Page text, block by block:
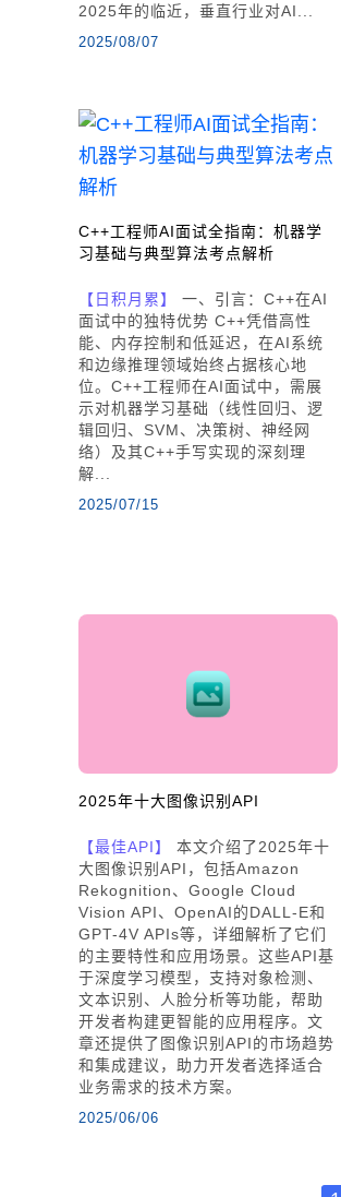
2025年的临近，垂直行业对AI...
2025/08/07
C++工程师AI面试全指南：机器学
习基础与典型算法考点解析
【日积月累】
一、引言：C++在AI
面试中的独特优势 C++凭借高性
能、内存控制和低延迟，在AI系统
和边缘推理领域始终占据核心地
位。C++工程师在AI面试中，需展
示对机器学习基础（线性回归、逻
辑回归、SVM、决策树、神经网
络）及其C++手写实现的深刻理
解...
2025/07/15
2025年十大图像识别API
【最佳API】
本文介绍了2025年十
大图像识别API，包括Amazon
Rekognition、Google Cloud
Vision API、OpenAI的DALL-E和
GPT-4V APIs等，详细解析了它们
的主要特性和应用场景。这些API基
于深度学习模型，支持对象检测、
文本识别、人脸分析等功能，帮助
开发者构建更智能的应用程序。文
章还提供了图像识别API的市场趋势
和集成建议，助力开发者选择适合
业务需求的技术方案。
2025/06/06